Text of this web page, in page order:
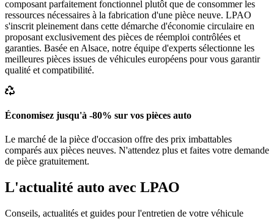
composant parfaitement fonctionnel plutôt que de consommer les
ressources nécessaires à la fabrication d'une pièce neuve. LPAO
s'inscrit pleinement dans cette démarche d'économie circulaire en
proposant exclusivement des pièces de réemploi contrôlées et
garanties. Basée en Alsace, notre équipe d'experts sélectionne les
meilleures pièces issues de véhicules européens pour vous garantir
qualité et compatibilité.
Économisez jusqu'à -80% sur vos pièces auto
Le marché de la pièce d'occasion offre des prix imbattables
comparés aux pièces neuves. N'attendez plus et faites votre demande
de pièce gratuitement.
L'actualité auto avec LPAO
Conseils, actualités et guides pour l'entretien de votre véhicule